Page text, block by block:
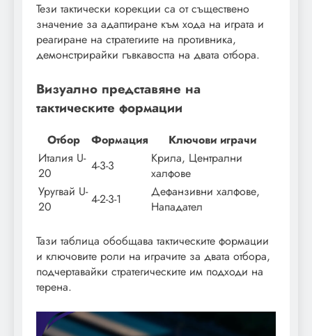
Тези тактически корекции са от съществено
значение за адаптиране към хода на играта и
реагиране на стратегиите на противника,
демонстрирайки гъвкавостта на двата отбора.
Визуално представяне на
тактическите формации
Отбор Формация
Ключови играчи
Италия U-
20
4-3-3
Крила, Централни
халфове
Уругвай U-
20
4-2-3-1
Дефанзивни халфове,
Нападател
Тази таблица обобщава тактическите формации
и ключовите роли на играчите за двата отбора,
подчертавайки стратегическите им подходи на
терена.